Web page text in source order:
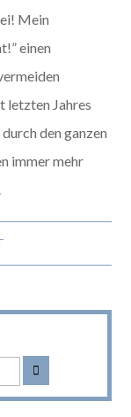
Mein
einen
letzten Jahres
den ganzen
immer mehr